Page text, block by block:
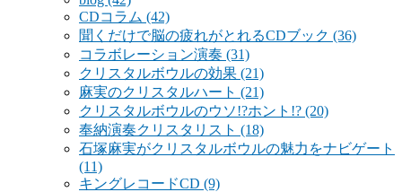
CDコラム (42)
聞くだけで脳の疲れがとれるCDブック (36)
コラボレーション演奏 (31)
クリスタルボウルの効果 (21)
麻実のクリスタルハート (21)
クリスタルボウルのウソ!?ホント!? (20)
奉納演奏クリスタリスト (18)
石塚麻実がクリスタルボウルの魅力をナビゲート
(11)
キングレコードCD (9)